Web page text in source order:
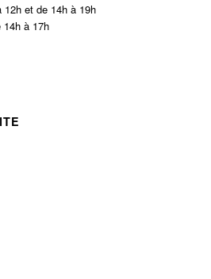
12h et de 14h à 19h
à 17h